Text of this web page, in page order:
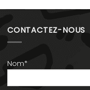
CONTACTEZ-NOUS
Nom*